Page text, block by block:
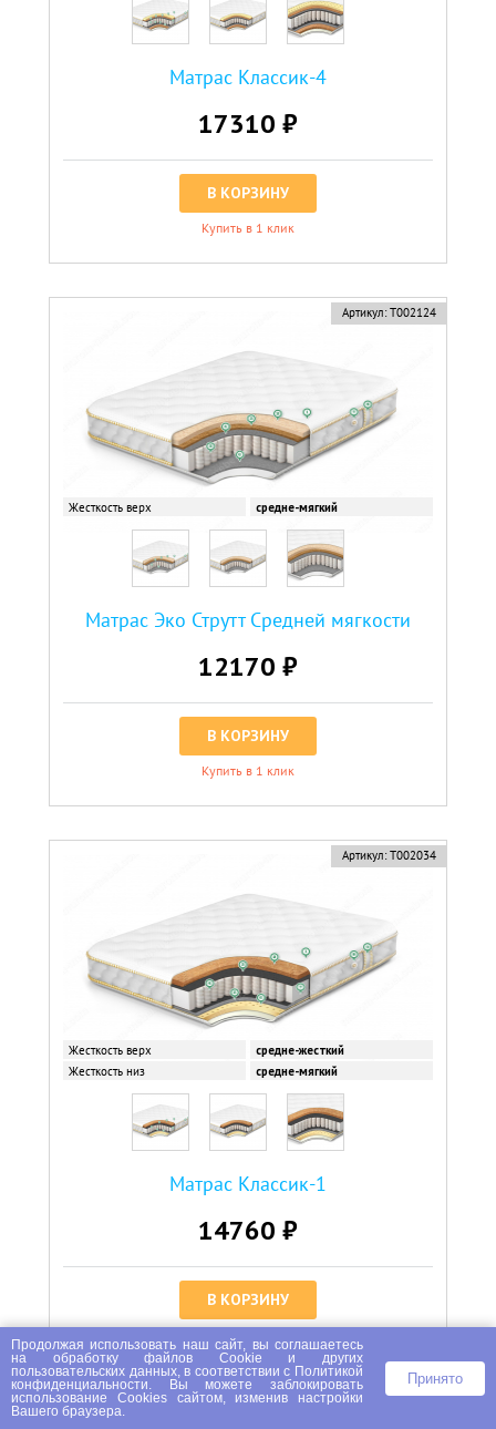
Матрас Классик-4
17310 ₽
В КОРЗИНУ
Купить в 1 клик
Артикул: Т002124
Жесткость верх средне-мягкий
Матрас Эко Струтт Средней мягкости
12170 ₽
В КОРЗИНУ
Купить в 1 клик
Артикул: Т002034
Жесткость верх
средне-жесткий
Жесткость низ
средне-мягкий
Матрас Классик-1
14760 ₽
В КОРЗИНУ
Купить в 1 клик
Продолжая использовать наш сайт, вы соглашаетесь
на обработку файлов Сookie и других
пользовательских данных, в соответствии с Политикой
конфиденциальности . Вы можете заблокировать
использование Cookies сайтом, изменив настройки
Вашего браузера.
Принято